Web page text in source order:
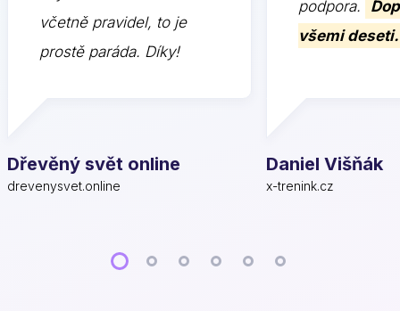
včetně pravidel, to je
prostě paráda. Díky!
Dřevěný svět online
drevenysvet.online
podpora.
všemi deseti.
Daniel Višňák
x-trenink.cz